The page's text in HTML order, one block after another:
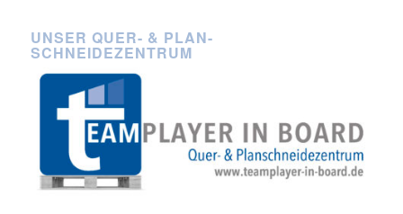
UNSER QUER- & PLAN-
SCHNEIDEZENTRUM